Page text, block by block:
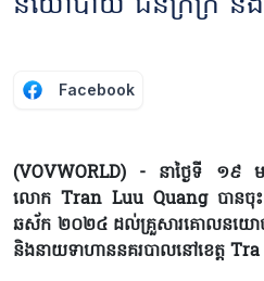
Facebook
(VOVWORLD) - នាថ្ងៃទី ១៩ ម
លោក Tran Luu Quang បានចុះសួរ
ឆស័ក ២០២៤ ដល់គ្រួសារគោលនយោបា
និងនាយទាហាននគរបាលនៅខេត្ត